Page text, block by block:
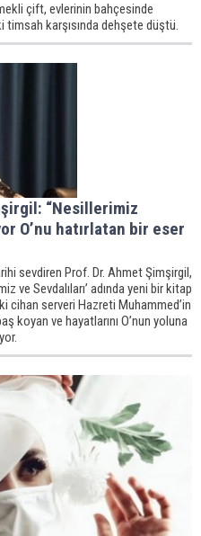
çift, evlerinin bahçesinde
timsah karşısında dehşete düştü.
“Nesillerimiz
O’nu hatırlatan bir eser
sevdiren Prof. Dr. Ahmet Şimşirgil,
ve Sevdalıları’ adında yeni bir kitap
cihan serveri Hazreti Muhammed’in
koyan ve hayatlarını O’nun yoluna